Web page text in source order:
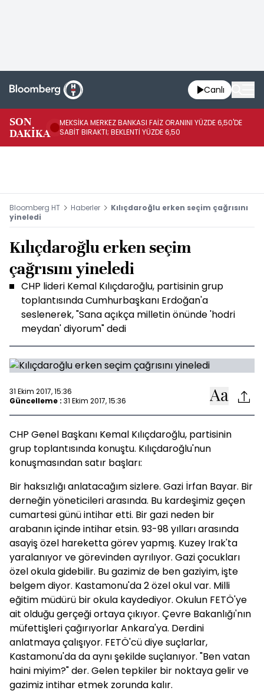
Canlı
SON
DAKİKA
MEKSİKA MERKEZ BANKASI FAİZ ORANINI YÜZDE 6,50'DE
SABİT BIRAKTI; BEKLENTİ YÜZDE 6,50
Bloomberg HT Haberler
Kılıçdaroğlu erken seçim çağrısını
yineledi
Kılıçdaroğlu erken seçim
çağrısını yineledi
CHP lideri Kemal Kılıçdaroğlu, partisinin grup
toplantısında Cumhurbaşkanı Erdoğan'a
seslenerek, "Sana açıkça milletin önünde 'hodri
meydan' diyorum" dedi
31 Ekim 2017, 15:36
Güncelleme : 31 Ekim 2017, 15:36
CHP Genel Başkanı Kemal Kılıçdaroğlu, partisinin
grup toplantısında konuştu. Kılıçdaroğlu'nun
konuşmasından satır başları:
Bir haksızlığı anlatacağım sizlere. Gazi İrfan Bayar. Bir
derneğin yöneticileri arasında. Bu kardeşimiz geçen
cumartesi günü intihar etti. Bir gazi neden bir
arabanın içinde intihar etsin. 93-98 yılları arasında
asayiş özel hareketta görev yapmış. Kuzey Irak'ta
yaralanıyor ve görevinden ayrılıyor. Gazi çocukları
özel okula gidebilir. Bu gazimiz de ben gaziyim, işte
belgem diyor. Kastamonu'da 2 özel okul var. Milli
eğitim müdürü bir okula kaydediyor. Okulun FETÖ'ye
ait olduğu gerçeği ortaya çıkıyor. Çevre Bakanlığı'nın
müfettişleri çağırıyorlar Ankara'ya. Derdini
anlatmaya çalışıyor. FETÖ'cü diye suçlarlar,
Kastamonu'da da aynı şekilde suçlanıyor. "Ben vatan
haini miyim?" der. Gelen tepkiler bir noktaya gelir ve
gazimiz intihar etmek zorunda kalır.